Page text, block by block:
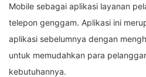
Mobile sebagai aplikasi layanan
telepon genggam. Aplikasi ini
aplikasi sebelumnya dengan
untuk memudahkan para
kebutuhannya.